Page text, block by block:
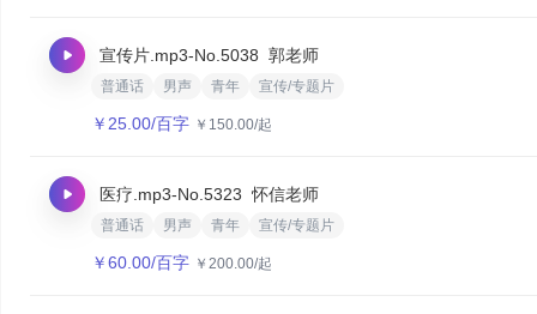
宣传片.mp3-No.5038 郭老师
普通话 男声 青年 宣传/专题片
￥ 25.00/百字 ￥ 150.00/起
医疗.mp3-No.5323 怀信老师
普通话 男声 青年 宣传/专题片
￥60.00/百字 ￥ 200.00/起